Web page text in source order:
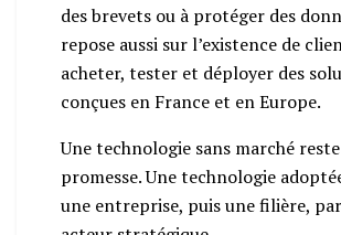
des brevets ou à protéger des
repose aussi sur l’existence de
acheter, tester et déployer des
conçues en France et en Europe.
Une technologie sans marché
promesse. Une technologie
une entreprise, puis une filière,